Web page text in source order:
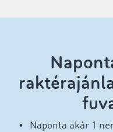
Naponta akár 1